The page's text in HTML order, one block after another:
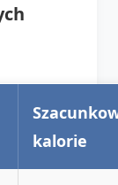
kalorie